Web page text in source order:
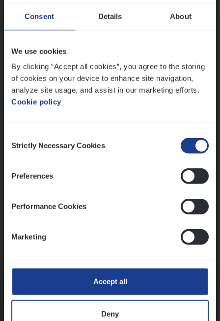
Consent Details About
We use cookies
By clicking “Accept all cookies”, you agree to the storing
of cookies on your device to enhance site navigation,
analyze site usage, and assist in our marketing efforts.
Cookie policy
Selection
Strictly Necessary Cookies
Preferences
Performance Cookies
Marketing
Accept all
Deny
Lees onze verhalen
Meer dan collega’s: hoe Julie en Aurélie elkaar
Mathias houdt van diepgaande dossiers én droge
humor
Thalia zoekt graag oplossingen, in games én op het
werk
Ons sollicitatieproces